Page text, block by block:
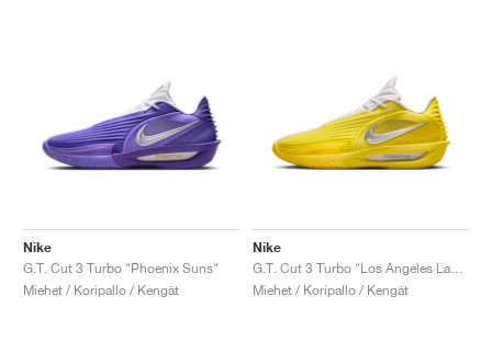
Nike
G.T. Cut 3 Turbo "Phoenix Suns"
Miehet / Koripallo / Kengät
Nike
Miehet / Koripallo / Kengät